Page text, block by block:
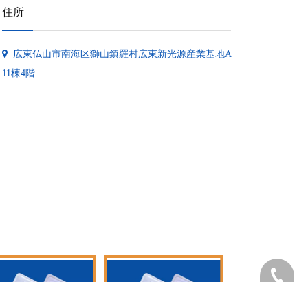
住所
広東仏山市南海区獅山鎮羅村広東新光源産業基地A
11棟4階
+86